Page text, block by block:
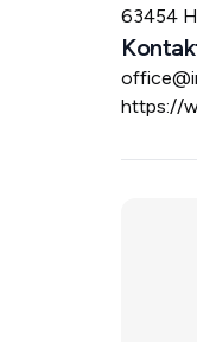
63454
https://